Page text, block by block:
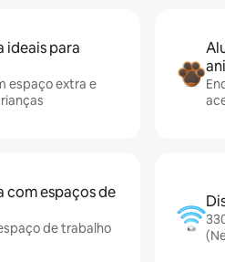
ideais para
espaço extra e
com espaços de
de trabalho